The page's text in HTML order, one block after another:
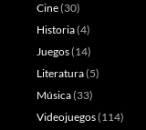
Cine(30)
Historia(4)
Juegos(14)
Literatura(5)
Música(33)
Videojuegos(114)